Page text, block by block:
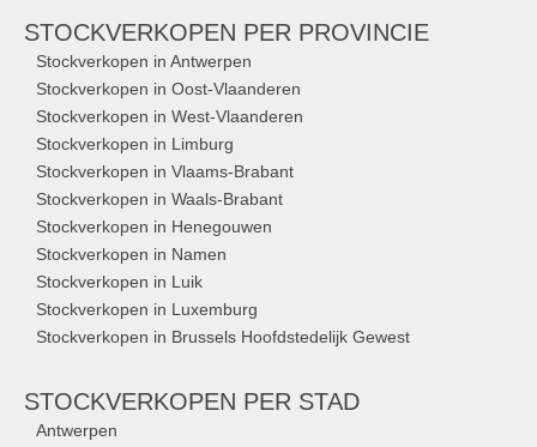
STOCKVERKOPEN PER PROVINCIE
Stockverkopen in Antwerpen
Stockverkopen in Oost-Vlaanderen
Stockverkopen in West-Vlaanderen
Stockverkopen in Limburg
Stockverkopen in Vlaams-Brabant
Stockverkopen in Waals-Brabant
Stockverkopen in Henegouwen
Stockverkopen in Namen
Stockverkopen in Luik
Stockverkopen in Luxemburg
Stockverkopen in Brussels Hoofdstedelijk Gewest
STOCKVERKOPEN PER STAD
Antwerpen